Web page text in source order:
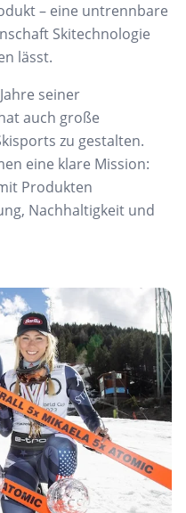
– eine untrennbare
Skitechnologie
lässt.
seiner
auch große
zu gestalten.
eine klare Mission:
Produkten
Nachhaltigkeit und